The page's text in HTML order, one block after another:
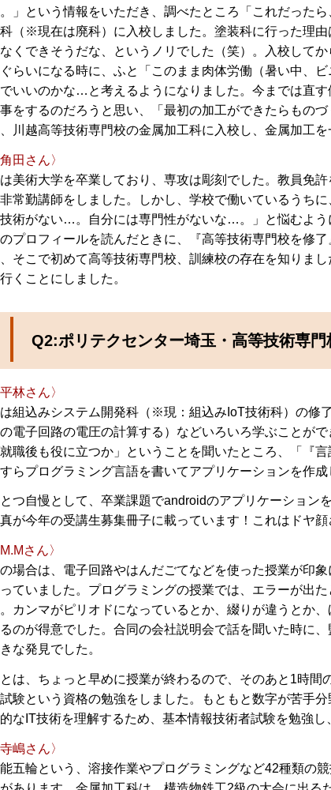
」という情報をいただき、調べたところ「これだった
（※現在は廃科）に入校しました。塗装科に行った理
くできそうだな、というノリでした（笑）。入校して
らいになる時に、ふと「このまま肉体労働（暑い中、
いいのかな…と考えるようになりました。今までは直
をするのだろうと思い、「最初の加工ができたらもの
川越高等技術専門校の金属加工科に入校し、金属加工を
角田さん〉
美術大学を卒業しており、専攻は彫刻でした。教員免
常勤講師をしました。しかし、学校で働いているうち
術がない…。自分には専門性がないな…。」と悩むよ
プロフィールを読んだときに、『高等技術専門校を修
そこで初めて高等技術専門校、訓練校の存在を知りま
くことにしました。
Q2:ポリテクセンター埼玉・高等技術専門
平林さん〉
組込みシステム開発科（※現：組込みIoT技術科）の修
電子回路の電圧の計算する）などいろいろ学ぶことが
職後も役に立つか」ということを聞いたところ、「『
らプログラミング言語を書いてアプリケーションを作成
つ自慢として、卒業課題でandroidのアプリケーション
が今年の受講生募集冊子に載っています！これはドヤ
M.Mさん〉
場合は、電子回路やはんだごてなどを使った授業が印
ていました。プログラミングの授業では、エラーが出
カンマがピリオドになっているとか、綴りが違うとか
のが得意でした。合同の会社説明会で話を聞いた時に
な発見でした。
は、ちょっと早めに授業が終わるので、そのあと1時
験という資格の勉強をしました。もともと数字が苦手
なIT技術を理解するため、基本情報技術者試験を勉強し
寺嶋さん〉
五輪という、溶接作業やプログラミングなど42種類の